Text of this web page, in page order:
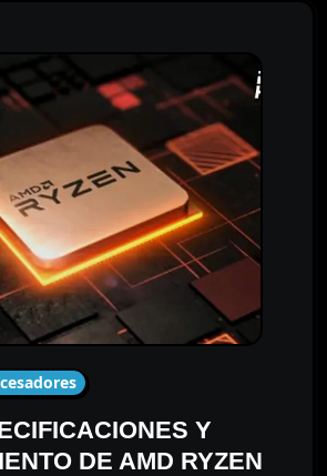
Y
DE AMD RYZEN